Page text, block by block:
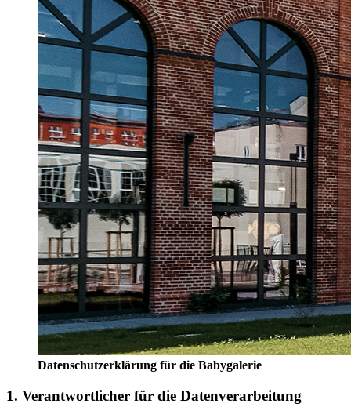
Datenschutzerklärung für die Babygalerie
1. Verantwortlicher für die Datenverarbeitung